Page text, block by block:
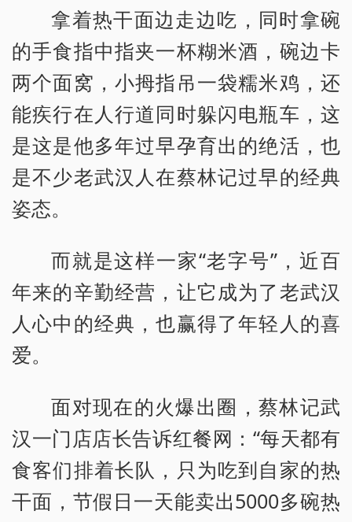
拿着热干面边走边吃，同时拿碗
的手食指中指夹一杯糊米酒，碗边卡
两个面窝，小拇指吊一袋糯米鸡，还
能疾行在人行道同时躲闪电瓶车，这
是这是他多年过早孕育出的绝活，也
是不少老武汉人在蔡林记过早的经典
姿态。
而就是这样一家“老字号”，近百
年来的辛勤经营，让它成为了老武汉
人心中的经典，也赢得了年轻人的喜
爱。
面对现在的火爆出圈，蔡林记武
汉一门店店长告诉红餐网：“每天都有
食客们排着长队，只为吃到自家的热
干面，节假日一天能卖出5000多碗热